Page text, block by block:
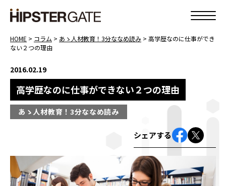
HOME > コラム > あゝ人材教育！3分ななめ読み > 高学歴なのに仕事ができ
ない２つの理由
2016.02.19
高学歴なのに仕事ができない２つの理由
あゝ人材教育！3分ななめ読み
シェアする